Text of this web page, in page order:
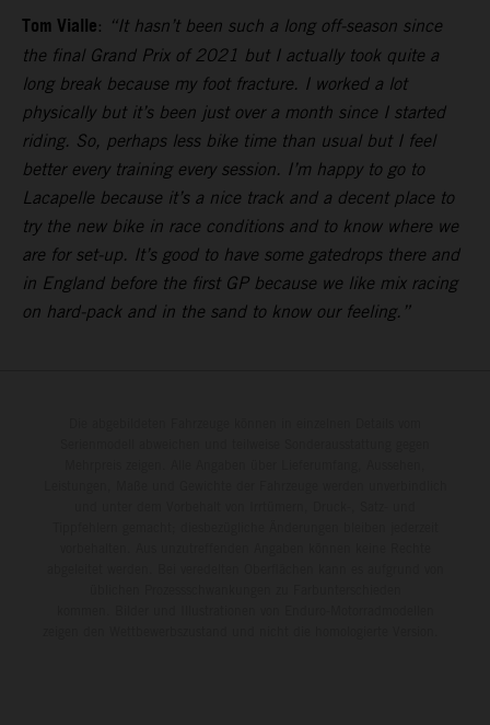
Tom Vialle: “It hasn’t been such a long off-season since
the final Grand Prix of 2021 but I actually took quite a
long break because my foot fracture. I worked a lot
physically but it’s been just over a month since I started
riding. So, perhaps less bike time than usual but I feel
better every training every session. I’m happy to go to
Lacapelle because it’s a nice track and a decent place to
try the new bike in race conditions and to know where we
are for set-up. It’s good to have some gatedrops there and
in England before the first GP because we like mix racing
on hard-pack and in the sand to know our feeling.”